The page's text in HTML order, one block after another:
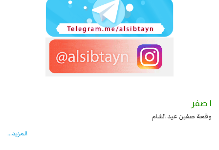
زيد بن علي بن الحسين عليهما السلام قتل صاحب الزنج